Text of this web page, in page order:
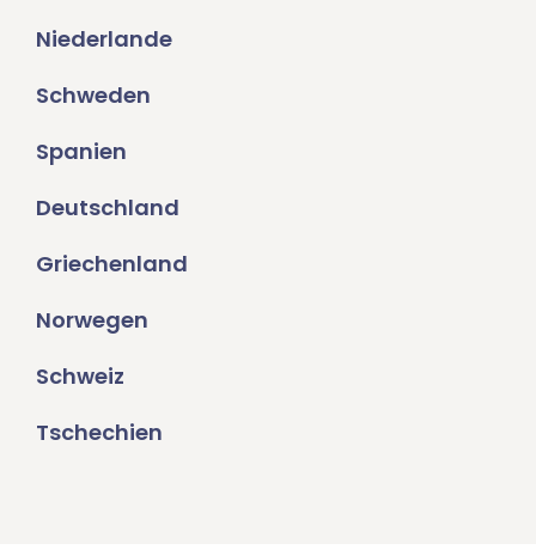
Niederlande
Schweden
Spanien
Deutschland
Griechenland
Norwegen
Schweiz
Tschechien